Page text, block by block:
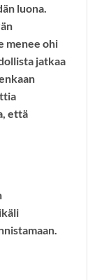
luona.
menee ohi
jatkaa
että